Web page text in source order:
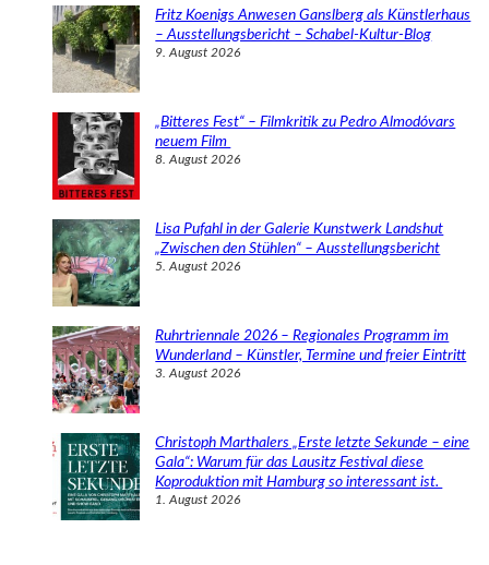
Fritz Koenigs Anwesen Ganslberg als Künstlerhaus
– Ausstellungsbericht – Schabel-Kultur-Blog
9. August 2026
„Bitteres Fest“ – Filmkritik zu Pedro Almodóvars
neuem Film
8. August 2026
Lisa Pufahl in der Galerie Kunstwerk Landshut
„Zwischen den Stühlen“ – Ausstellungsbericht
5. August 2026
Ruhrtriennale 2026 – Regionales Programm im
Wunderland – Künstler, Termine und freier Eintritt
3. August 2026
Christoph Marthalers „Erste letzte Sekunde – eine
Gala“: Warum für das Lausitz Festival diese
Koproduktion mit Hamburg so interessant ist.
1. August 2026